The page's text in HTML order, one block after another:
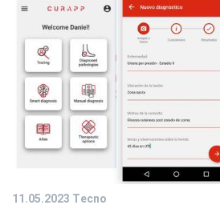
11.05.2023 Tecno